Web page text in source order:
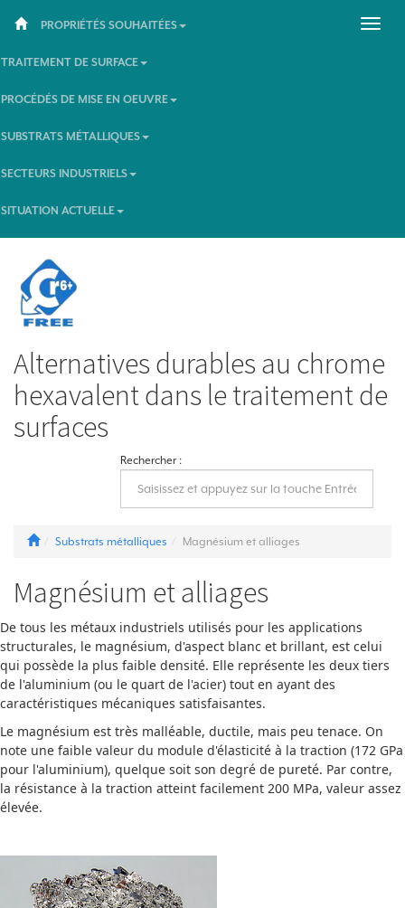
PROPRIÉTÉS SOUHAITÉES
TRAITEMENT DE SURFACE
PROCÉDÉS DE MISE EN OEUVRE
SUBSTRATS MÉTALLIQUES
SECTEURS INDUSTRIELS
SITUATION ACTUELLE
Alternatives durables au chrome
hexavalent dans le traitement de
surfaces
Rechercher :
Substrats métalliques Magnésium et alliages
Magnésium et alliages
De tous les métaux industriels utilisés pour les applications
structurales, le magnésium, d'aspect blanc et brillant, est celui
qui possède la plus faible densité. Elle représente les deux tiers
de l'aluminium (ou le quart de l'acier) tout en ayant des
caractéristiques mécaniques satisfaisantes.
Le magnésium est très malléable, ductile, mais peu tenace. On
note une faible valeur du module d'élasticité à la traction (172 GPa
pour l'aluminium), quelque soit son degré de pureté. Par contre,
la résistance à la traction atteint facilement 200 MPa, valeur assez
élevée.